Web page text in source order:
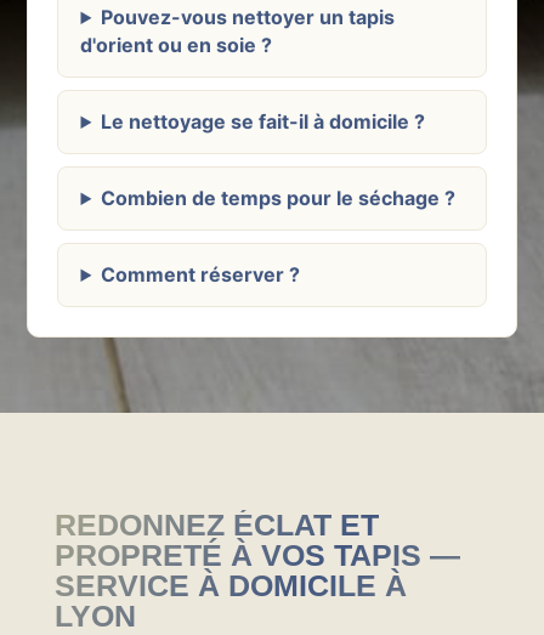
Pouvez-vous nettoyer un tapis
d'orient ou en soie ?
Le nettoyage se fait-il à domicile ?
Combien de temps pour le séchage ?
Comment réserver ?
REDONNEZ ÉCLAT ET
PROPRETÉ À VOS TAPIS —
SERVICE À DOMICILE À
LYON